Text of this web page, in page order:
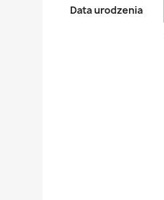
Data urodzenia